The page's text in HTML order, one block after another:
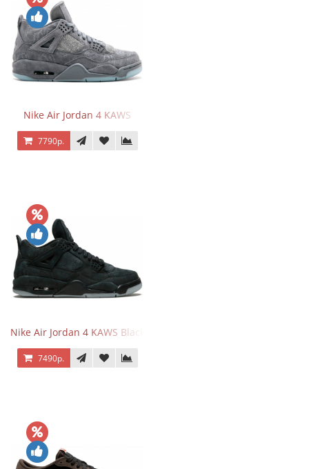
Nike Air Jordan 4 KAWS
7790р.
Nike Air Jordan 4 KAWS Black
7490р.